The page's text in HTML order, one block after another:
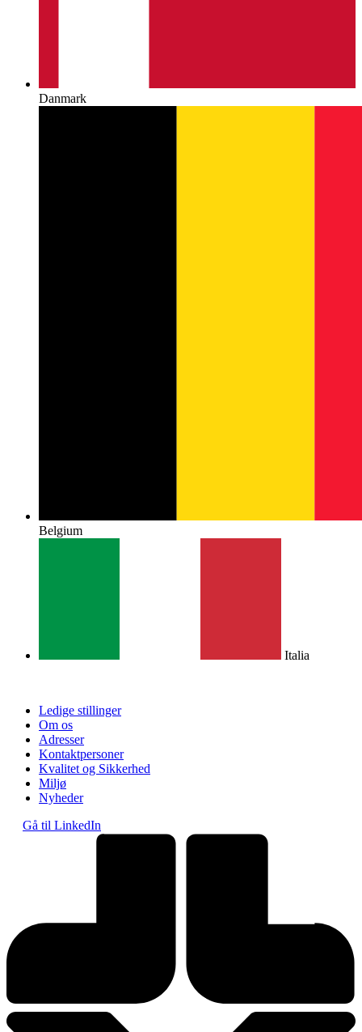
Danmark
Belgium
Italia
Ledige stillinger
Om os
Adresser
Kontaktpersoner
Kvalitet og Sikkerhed
Miljø
Nyheder
Gå til LinkedIn